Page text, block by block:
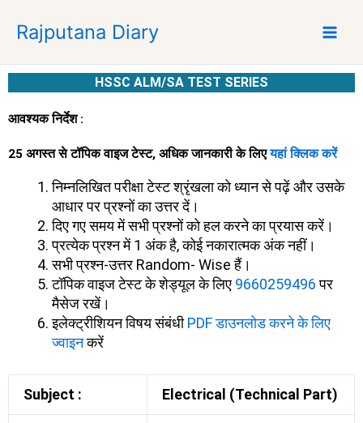
p
Rajputana Diary
HSSC ALM/SA TEST SERIES
आवश्यक निर्देश :
25 अगस्त से टॉपिक वाइज टेस्ट, अधिक जानकारी के लिएयहां क्लिक करें
निम्नलिखित परीक्षा टेस्ट श्रृंखला को ध्यान से पढ़ें और उसके
आधार पर प्रश्नों का उत्तर दें।
दिए गए समय में सभी प्रश्नों को हल करने का प्रयास करें।
प्रत्येक प्रश्न में 1 अंक है, कोई नकारात्मक अंक नहीं।
सभी प्रश्न-उत्तर Random- Wise हैं।
टॉपिक वाइज टेस्ट के शेड्यूल के लिए 9660259496पर
मैसेज रखें।
इलेक्ट्रीशियन विषय संबंधीPDF डाउनलोड करने के लिए
ज्वाइनकरें
Subject : Electrical (Technical Part)